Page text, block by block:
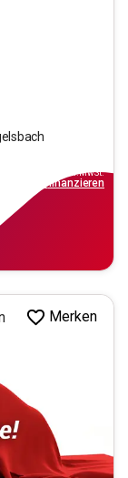
inkl.MwSt.
finanzieren
Merken